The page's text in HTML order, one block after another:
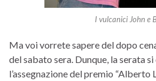
I vulcanici John e
Ma voi vorrete sapere del dopo
del sabato sera. Dunque, la serata
l’assegnazione del premio “Alberto